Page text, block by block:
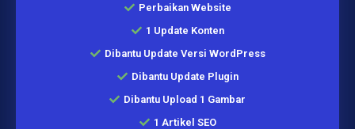
Perbaikan Website
1 Update Konten
Dibantu Update Versi WordPress
Dibantu Update Plugin
Dibantu Upload 1 Gambar
1 Artikel SEO